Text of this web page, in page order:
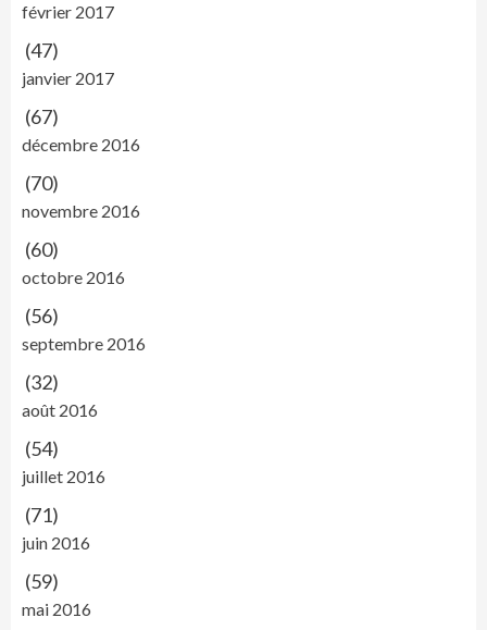
février 2017
(47)
janvier 2017
(67)
décembre 2016
(70)
novembre 2016
(60)
octobre 2016
(56)
septembre 2016
(32)
août 2016
(54)
juillet 2016
(71)
juin 2016
(59)
mai 2016